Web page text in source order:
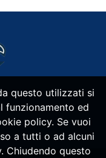
questo utilizzati si
funzionamento ed
policy. Se vuoi
a tutti o ad alcuni
Chiudendo questo